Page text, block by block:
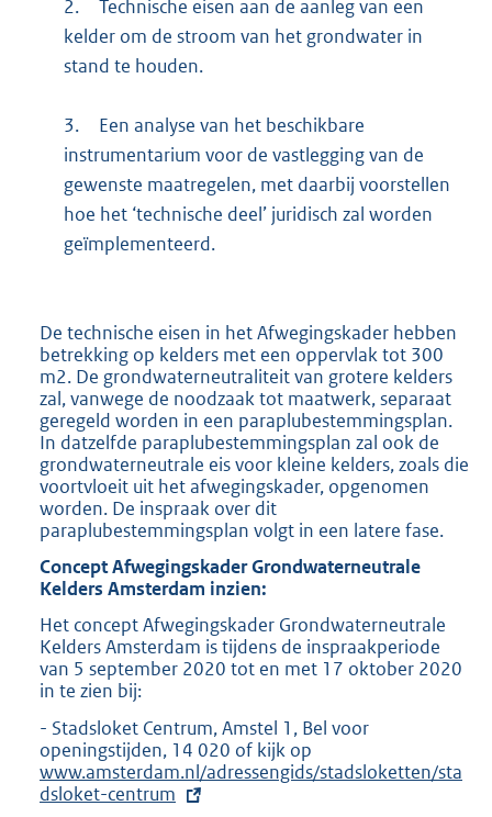
2.
Technische eisen aan de aanleg van een
kelder om de stroom van het grondwater in
stand te houden.
3.
Een analyse van het beschikbare
instrumentarium voor de vastlegging van de
gewenste maatregelen, met daarbij voorstellen
hoe het ‘technische deel’ juridisch zal worden
geïmplementeerd.
De technische eisen in het Afwegingskader hebben
betrekking op kelders met een oppervlak tot 300
m2. De grondwaterneutraliteit van grotere kelders
zal, vanwege de noodzaak tot maatwerk, separaat
geregeld worden in een paraplubestemmingsplan.
In datzelfde paraplubestemmingsplan zal ook de
grondwaterneutrale eis voor kleine kelders, zoals die
voortvloeit uit het afwegingskader, opgenomen
worden. De inspraak over dit
paraplubestemmingsplan volgt in een latere fase.
Concept Afwegingskader Grondwaterneutrale
Kelders Amsterdam inzien:
Het concept Afwegingskader Grondwaterneutrale
Kelders Amsterdam is tijdens de inspraakperiode
van 5 september 2020 tot en met 17 oktober 2020
in te zien bij:
- Stadsloket Centrum, Amstel 1, Bel voor
openingstijden, 14 020 of kijk op
x
www.amsterdam.nl/adressengids/stadsloketten/sta
dsloket-centrum